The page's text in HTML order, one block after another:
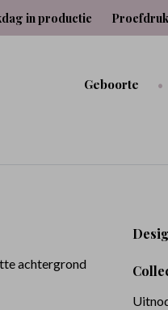
in productie
Geboorte
achtergrond